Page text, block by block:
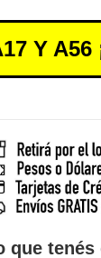
Y A56
que